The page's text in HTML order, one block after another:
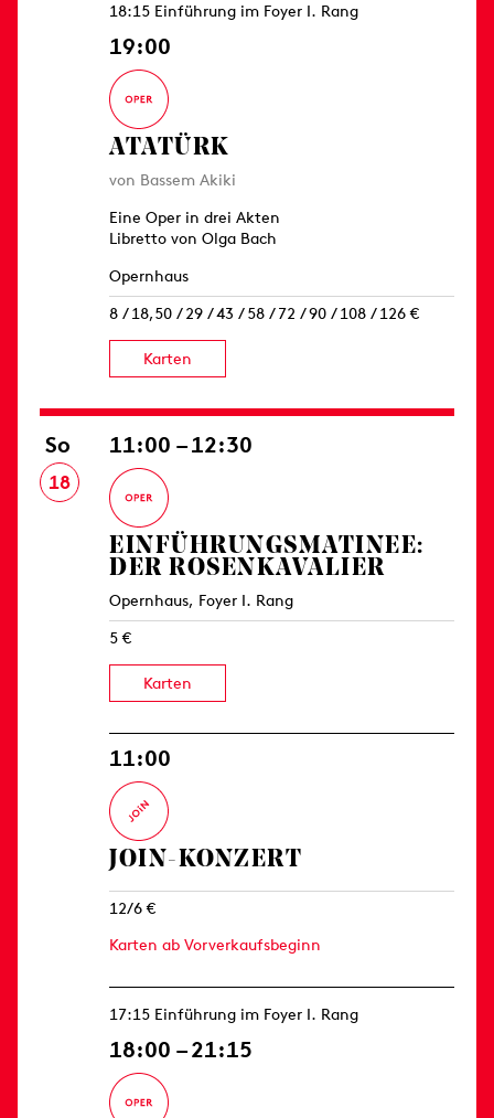
18:15 Einführung im Foyer I. Rang
19:00
ATATÜRK
von Bassem Akiki
Eine Oper in drei Akten
Libretto von Olga Bach
Opernhaus
8 / 18,50 / 29 / 43 / 58 / 72 / 90 / 108 / 126 €
Karten
So
18
11:00 – 12:30
EINFÜHRUNGS­MATINEE:
DER ROSENKAVALIER
Opernhaus, Foyer I. Rang
5 €
Karten
11:00
JOIN-KONZERT
12/6 €
Karten ab Vorverkaufsbeginn
17:15 Einführung im Foyer I. Rang
18:00 – 21:15